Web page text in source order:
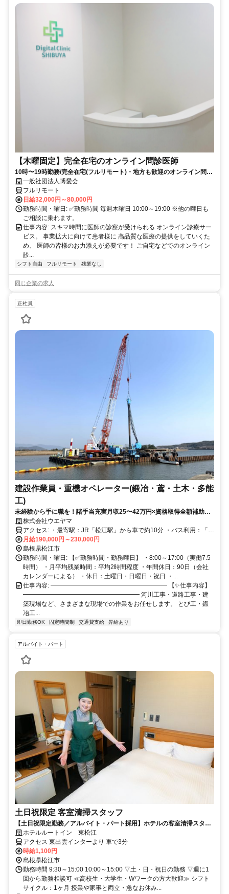
【木曜固定】完全在宅のオンライン問診医師
10時〜19時勤務/完全在宅(フルリモート)・地方も歓迎のオンライン問診
業務一般社団法人博愛会
フルリモート
日給32,000円～80,000円
勤務時間・曜日: ✅勤務時間 毎週木曜日 10:00～19:00 ※他の曜日も
ご相談に乗れます。
仕事内容: スキマ時間に医師の診察が受けられる オンライン診療サー
ビス。 事業拡大に向けて患者様に 高品質な医療の提供をしていくた
め、 医師の皆様のお力添えが必要です！ ご自宅などでのオンライン
診...
シフト自由 フルリモート 残業なし
同じ企業の求人
正社員
建設作業員・重機オペレーター(鍛冶・鳶・土木・多能
工)
未経験から手に職を！諸手当充実月収25〜42万円×資格取得全額補助！
想定年収400～600万円！賞与・昇給あり！
株式会社ウエヤマ
アクセス: ・最寄駅：JR「松江駅」から車で約10分 ・バス利用：「矢
田バス停」より徒歩約5分（松江市営バス路線） ・車通勤：松江中心
部・出雲方面からアクセス良好 ・駐車場：無料完備／マイカー・バ
イク通勤OK ⭐公共交通でもマイカーでも通いやすい好立地！地元ス
タッフも多数活躍中です◎
月給190,000円～230,000円
島根県松江市
勤務時間・曜日: 【✅勤務時間・勤務曜日】 ・8:00～17:00（実働7.5
時間） ・月平均残業時間：平均2時間程度 ・年間休日：90日（会社
カレンダーによる） ・休日：土曜日・日曜日・祝日 ・...
仕事内容: ━━━━━━━━━━━━━━━━━━━ 【✨仕事内容】
━━━━━━━━━━━━━━━━━━━ 河川工事・道路工事・建
築現場など、さまざまな現場での作業をお任せします。 とび工・鍛
冶工...
即日勤務OK 固定時間制 交通費支給 昇給あり
アルバイト・パート
土日祝限定 客室清掃スタッフ
【土日祝限定勤務／アルバイト・パート採用】ホテルの客室清掃スタッ
フ／未経験歓迎！学生・主婦活躍中
ホテルルートイン 東松江
アクセス 東出雲インターより 車で3分
時給1,100円
島根県松江市
勤務時間 9:30～15:00 10:00～15:00 ▽土・日・祝日の勤務 ▽週に1
回から勤務相談可 ≪高校生・大学生・Wワークの方大歓迎≫ シフト
サイクル：1ヶ月 授業や家事と両立・急なお休み...